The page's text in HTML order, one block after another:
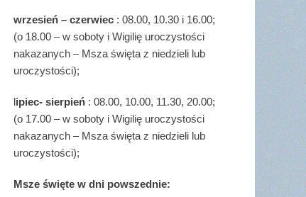
wrzesień – czerwiec : 08.00, 10.30 i 16.00;
(o 18.00 – w soboty i Wigilię uroczystości
nakazanych – Msza święta z niedzieli lub
uroczystości);
lipiec- sierpień : 08.00, 10.00, 11.30, 20.00;
(o 17.00 – w soboty i Wigilię uroczystości
nakazanych – Msza święta z niedzieli lub
uroczystości);
Msze święte w dni powszednie: